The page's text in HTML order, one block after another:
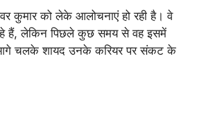
कुमार को लेके आलोचनाएं हो रही है। वे
हैं, लेकिन पिछले कुछ समय से वह इसमें
चलके शायद उनके करियर पर संकट के